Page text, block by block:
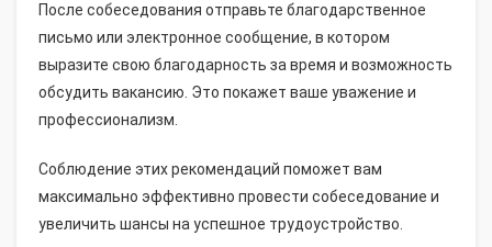
После собеседования отправьте благодарственное
письмо или электронное сообщение, в котором
выразите свою благодарность за время и возможность
обсудить вакансию. Это покажет ваше уважение и
профессионализм.
Соблюдение этих рекомендаций поможет вам
максимально эффективно провести собеседование и
увеличить шансы на успешное трудоустройство.